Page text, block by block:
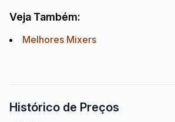
Veja Também:
Melhores Mixers
Histórico de Preços